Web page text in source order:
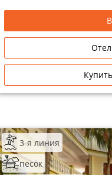
3-я линия
песок
Сетевые отели
Сетевые отели Шри
Сетевые отели
Сетевые отели Бали
Сетевые отели Сейшел